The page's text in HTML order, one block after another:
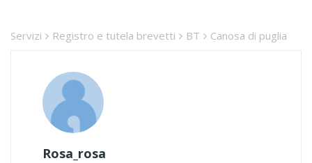
Servizi Registro e tutela brevetti BT Canosa di puglia
Rosa_rosa